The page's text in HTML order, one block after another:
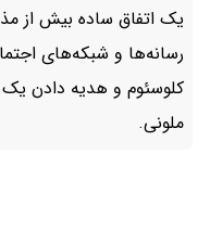
یک اتفاق ساده بیش از
رسانه‌ها و شبکه‌های
ملونی.